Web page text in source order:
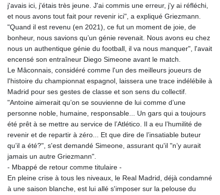
j'avais ici, j'étais très jeune. J'ai commis une erreur, j'y ai réfléchi,
et nous avons tout fait pour revenir ici", a expliqué Griezmann.
"Quand il est revenu (en 2021), ce fut un moment de joie, de
bonheur, nous savions qu’un génie revenait. Nous avons eu chez
nous un authentique génie du football, il va nous manquer", l'avait
encensé son entraîneur Diego Simeone avant le match.
Le Mâconnais, considéré comme l'un des meilleurs joueurs de
l'histoire du championnat espagnol, laissera une trace indélébile à
Madrid pour ses gestes de classe et son sens du collectif.
"Antoine aimerait qu’on se souvienne de lui comme d’une
personne noble, humaine, responsable... Un gars qui a toujours
été prêt à se mettre au service de l’Atlético. Il a eu l’humilité de
revenir et de repartir à zéro... Et que dire de l’insatiable buteur
qu’il a été?", s'est demandé Simeone, assurant qu'il "n’y aurait
jamais un autre Griezmann".
- Mbappé de retour comme titulaire -
En pleine crise à tous les niveaux, le Real Madrid, déjà condamné
à une saison blanche, est lui allé s'imposer sur la pelouse du